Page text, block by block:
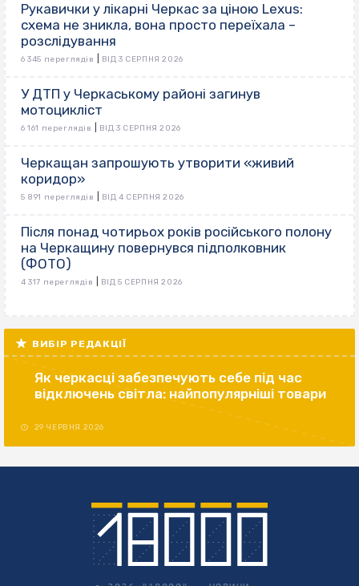
Рукавички у лікарні Черкас за ціною Lexus:
схема не зникла, вона просто переїхала –
розслідування
6 345 переглядів ВІД 3 СЕРПНЯ 2026
У ДТП у Черкаському районі загинув
мотоцикліст
6 161 переглядів ВІД 3 СЕРПНЯ 2026
Черкащан запрошують утворити «живий
коридор»
5 891 переглядів ВІД 4 СЕРПНЯ 2026
Після понад чотирьох років російського полону
на Черкащину повернувся підполковник
(ФОТО)
4 317 переглядів ВІД 5 СЕРПНЯ 2026
ВИБІР РЕДАКЦІЇ
Як черкасці забезпечують себе під час
відключень світла: найпопулярніші товари
29 ЧЕРВНЯ 2026